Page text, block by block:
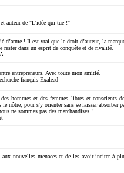
auteur de "L'idée qui tue !"
d’arme ! Il est vrai que le droit d’auteur, la
rester dans un esprit de conquête et de rivalité.
entrepreneurs. Avec toute mon amitié.
français Exalead
hommes et des femmes libres et conscients
nôtre, pour s'y orienter sans se laisser absorber
ne sommes pas des marchandises !
nouvelles menaces et de les avoir inciter à